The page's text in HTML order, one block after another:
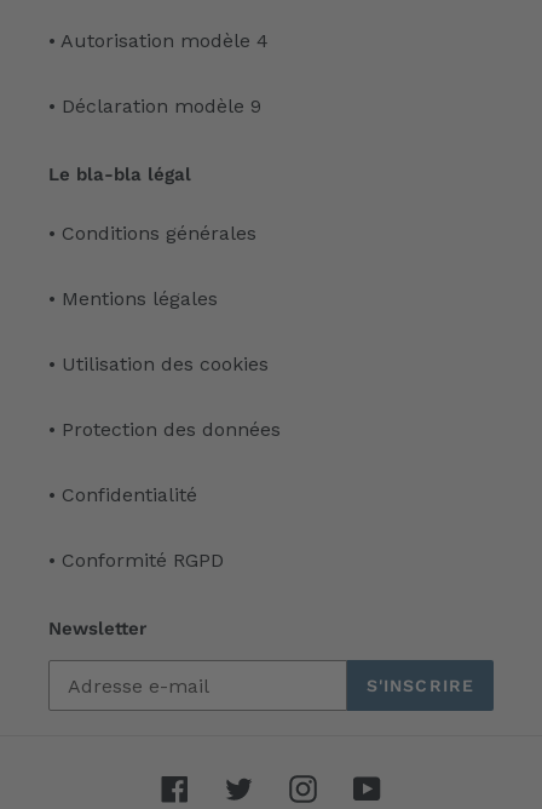
• Autorisation modèle 4
• Déclaration modèle 9
Le bla-bla légal
• Conditions générales
• Mentions légales
• Utilisation des cookies
• Protection des données
• Confidentialité
• Conformité RGPD
Newsletter
S'INSCRIRE
FacebookTwitterInstagram